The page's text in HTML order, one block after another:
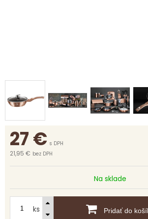
27€ s DPH
21,95 € bez DPH
Na sklade
ks Pridať do